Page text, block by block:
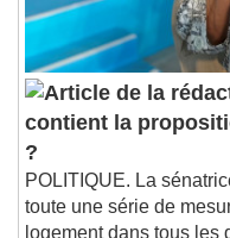
contient la
?
POLITIQUE. La
toute une série de